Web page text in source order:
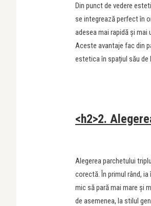
Din punct de vedere
se integrează perfect în
adesea mai rapidă și
Aceste avantaje fac din
estetica în spațiul său de
<h2>2.
Alegerea parchetului
corectă. În primul rând,
mic să pară mai mare și
de asemenea, la stilul